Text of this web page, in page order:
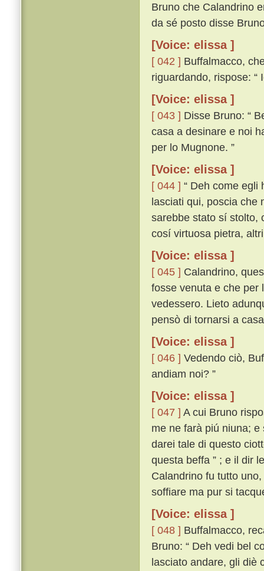
Bruno che Calandrino
da sé posto disse
[Voice: elissa ]
[ 042 ] Buffalmacco,
riguardando, rispose: “
[Voice: elissa ]
[ 043 ] Disse Bruno: “
casa a desinare e noi
per lo Mugnone. ”
[Voice: elissa ]
[ 044 ] “ Deh come egli
lasciati qui, poscia che
sarebbe stato sí stolto,
cosí virtuosa pietra,
[Voice: elissa ]
[ 045 ] Calandrino,
fosse venuta e che per
vedessero. Lieto
pensò di tornarsi a
[Voice: elissa ]
[ 046 ] Vedendo ciò,
andiam noi? ”
[Voice: elissa ]
[ 047 ] A cui Bruno
me ne farà piú niuna;
darei tale di questo
questa beffa ” ; e il dir
Calandrino fu tutto
soffiare ma pur si
[Voice: elissa ]
[ 048 ] Buffalmacco,
Bruno: “ Deh vedi bel
lasciato andare, gli diè